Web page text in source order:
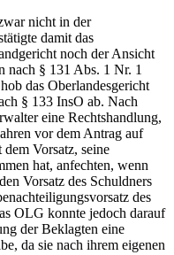
nicht in der
damit das
noch der Ansicht
nach § 131 Abs. 1 Nr. 1
das Oberlandesgericht
§ 133 InsO ab. Nach
eine Rechtshandlung,
vor dem Antrag auf
Vorsatz, seine
hat, anfechten, wenn
Vorsatz des Schuldners
des
OLG konnte jedoch darauf
der Beklagten eine
da sie nach ihrem eigenen